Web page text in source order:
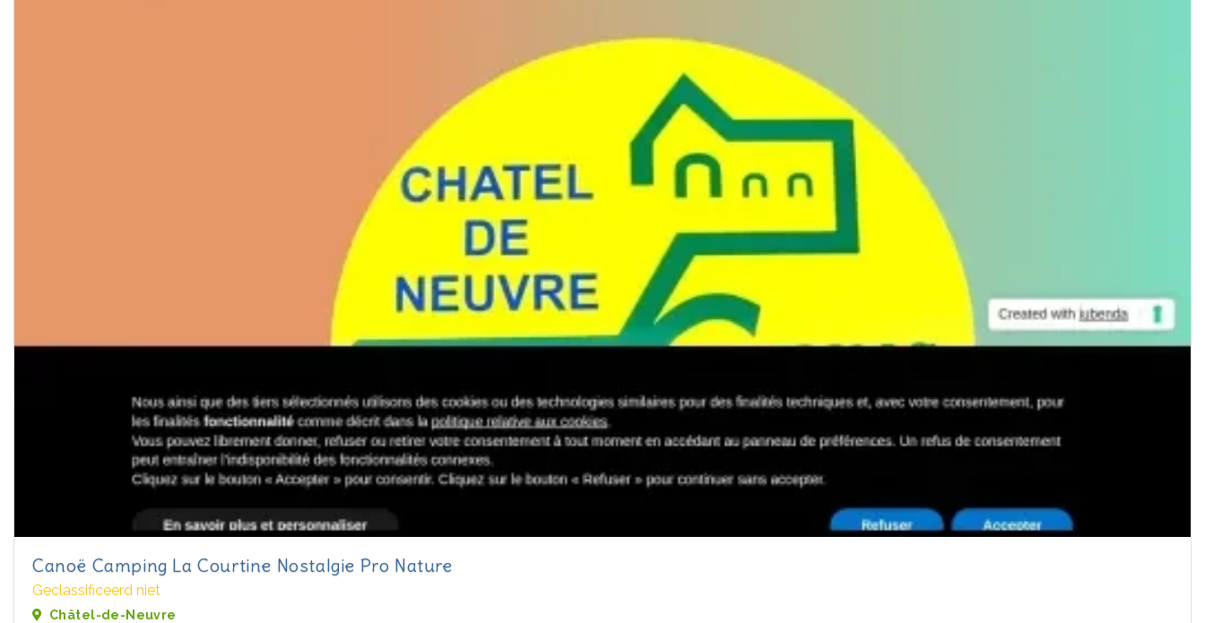
Canoë Camping La Courtine Nostalgie Pro Nature
Geclassificeerd niet
Châtel-de-Neuvre